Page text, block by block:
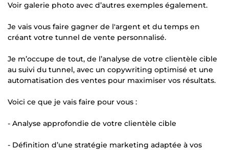
Voir galerie photo avec d’autres exemples également.
Je vais vous faire gagner de l'argent et du temps en
créant votre tunnel de vente personnalisé.
Je m’occupe de tout, de l’analyse de votre clientèle cible
au suivi du tunnel, avec un copywriting optimisé et une
automatisation des ventes pour maximiser vos résultats.
Voici ce que je vais faire pour vous :
- Analyse approfondie de votre clientèle cible
- Définition d’une stratégie marketing adaptée à vos